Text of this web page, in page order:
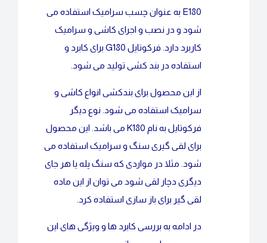
E180 به عنوان چسب سرامیک استفاده می
شود و در نصب و اجرای کاشی و سرامیک
کاربرد دارد. فرکوتایل G180 برای کابرد و
استفاده در بند کشی تولید می شود.
از این محصول برای بندکشی انواع کاشی و
سرامیک استفاده می شود. نوع دیگر
فرکوتایل به نام K180 می باشد. این محصول
برای لقی گیری سنگ و سرامیک استفاده می
شود. مثلا در مواردی که سنگ پله یا هر جای
دیگری دچار لقی شود می توان از این ماده
لقی گیر برای باز سازی استفاده کرد.
در ادامه به بررسی کابرد ها و ویژگی های این